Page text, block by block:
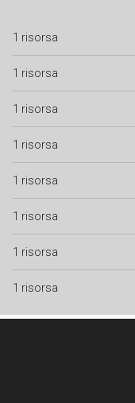
1 risorsa
1 risorsa
1 risorsa
1 risorsa
1 risorsa
1 risorsa
1 risorsa
1 risorsa